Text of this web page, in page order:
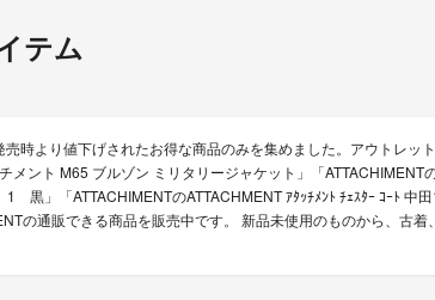
テム
時より値下げされたお得な商品のみを集めました。アウトレッ
メント M65 ブルゾン ミリタリージャケット」「
「ATTACHIMENTのATTACHMENT ｱﾀｯﾁﾒﾝﾄ ﾁｪｽﾀｰ ｺｰﾄ 中田
の通販できる商品を販売中です。 新品未使用のものから、古